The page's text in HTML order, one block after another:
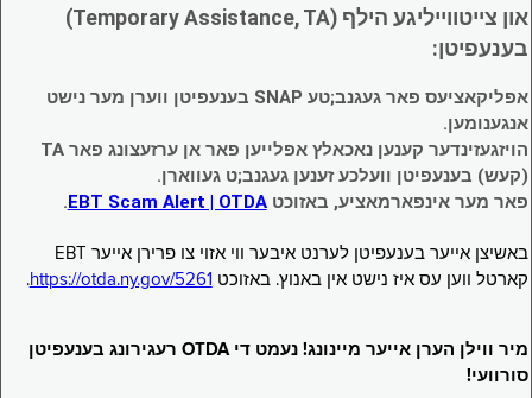
און צייטווייליגע הילף (Temporary Assistance, TA)
בענעפיטן:
אפליקאציעס פאר געגנב;טע SNAP בענעפיטן ווערן מער נישט
אנגענומען.
הויזגעזינדער קענען נאכאלץ אפּלייען פאר אן ערזעצונג פאר TA
(קעש) בענעפיטן וועלכע זענען געגנב;ט געווארן.
פאר מער אינפארמאציע, באזוכטEBT Scam Alert | OTDA
.
באשיצן אייער בענעפיטן לערנט איבער ווי אזוי צו פרירן אייער EBT
קארטל ווען עס איז נישט אין באנוץ. באזוכט https://otda.ny.gov/5261
.
מיר ווילן הערן אייער מיינונג! נעמט די OTDA רעגירונג בענעפיטן
סורוועי!